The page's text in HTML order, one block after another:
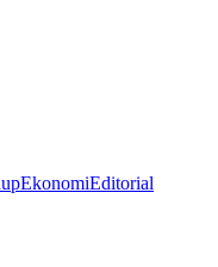
EkonomiEditorial